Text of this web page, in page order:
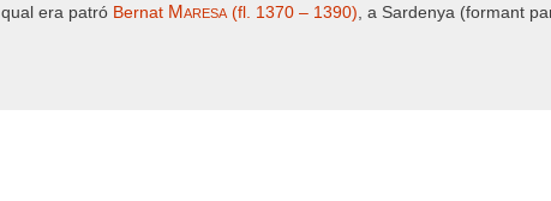
era patró Bernat Maresa(fl. 1370 – 1390), a Sardenya (formant